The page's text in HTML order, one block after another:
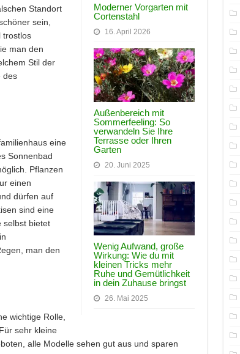
Moderner Vorgarten mit
Cortenstahl
16. April 2026
Außenbereich mit
Sommerfeeling: So
verwandeln Sie Ihre
Terrasse oder Ihren
Garten
20. Juni 2025
Wenig Aufwand, große
Wirkung: Wie du mit
kleinen Tricks mehr
Ruhe und Gemütlichkeit
in dein Zuhause bringst
26. Mai 2025
Standort
sein,
trostlos
man den
Stil der
des
eine
Sonnenbad
Pflanzen
einen
dürfen auf
sind eine
selbst bietet
man den
wichtige Rolle,
sehr kleine
alle Modelle sehen gut aus und sparen